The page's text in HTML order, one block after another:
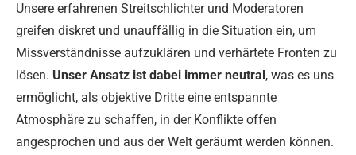
Unsere erfahrenen Streitschlichter und Moderatoren
greifen diskret und unauffällig in die Situation ein, um
Missverständnisse aufzuklären und verhärtete Fronten zu
lösen. Unser Ansatz ist dabei immer neutral , was es uns
ermöglicht, als objektive Dritte eine entspannte
Atmosphäre zu schaffen, in der Konflikte offen
angesprochen und aus der Welt geräumt werden können.